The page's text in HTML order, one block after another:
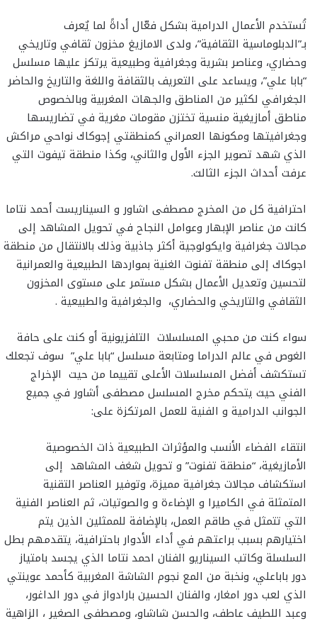
تُستخدم الأعمال الدرامية بشكل فعّال أداةً لما يٌعرف
بـ”الدبلوماسية الثقافية”، ولدى الامازيغ مخزون ثقافي وتاريخي
وحضاري، وعناصر بشرية وجغرافية وطبيعية يرتكز عليها مسلسل
“بابا علي”، ويساعد على التعريف بالثقافة واللغة والتاريخ والحاضر
الجغرافي لكثير من المناطق والجهات المغربية وبالخصوص
مناطق أمازيغية منسية تختزن مقومات مغرية في تضاريسها
وجغرافيتها ومكونها العمراني كمنطقتي إجوكاك نواحي مراكش
الذي شهد تصوير الجزء الأول والثاني، وكذا منطقة تيفوت التي
عرفت أحداث الجزء الثالث.
احترافية كل من المخرج مصطفى اشاور و السيناريست أحمد نتاما
كانت من عناصر الإبهار وعوامل النجاح في تحويل المشاهد إلى
مجالات جغرافية وايكولوجية أكثر جاذبية وذلك بالانتقال من منطقة
اجوكاك إلى منطقة تفنوت الغنية بمواردها الطبيعية والعمرانية
لتحسين وتعديل الأعمال بشكل مستمر على مستوى المخزون
الثقافي والتاريخي والحضاري، والجغرافية والطبيعية .
سواء كنت من محبي المسلسلات التلفزيونية أو كنت على حافة
الغوص في عالم الدراما ومتابعة مسلسل “بابا علي” سوف تجعلك
تستكشف أفضل المسلسلات الأعلى تقييما من حيت الإخراج
الفني حيث يتحكم مخرج المسلسل مصطفى أشاور في جميع
الجوانب الدرامية و الفنية للعمل المرتكزة على:
انتقاء الفضاء الأنسب والمؤثرات الطبيعية ذات الخصوصية
الأمازيغية، “منطقة تفنوت” و تحويل شغف المشاهد إلى
استكشاف مجالات جغرافية مميزة، وتوفير العناصر التقنية
المتمثلة في الكاميرا و الإضاءة و والصوتيات، ثم العناصر الفنية
التي تتمثل في طاقم العمل، بالإضافة للممثلين الذين يتم
اختيارهم بسبب براعتهم في أداء الأدوار باحترافية، يتقدمهم بطل
السلسلة وكاتب السيناريو الفنان احمد نتاما الذي يجسد بامتياز
دور باباعلي، ونخبة من المع نجوم الشاشة المغربية كأحمد عوينتي
الذي لعب دور امغار، والفنان الحسين بارادواز في دور الداغور،
وعبد اللطيف عاطف، والحسن شاشاو، ومصطفى الصغير ، الزاهية